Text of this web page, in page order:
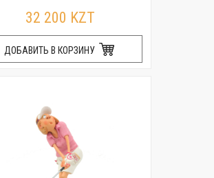
32 200 KZT
ДОБАВИТЬ В КОРЗИНУ